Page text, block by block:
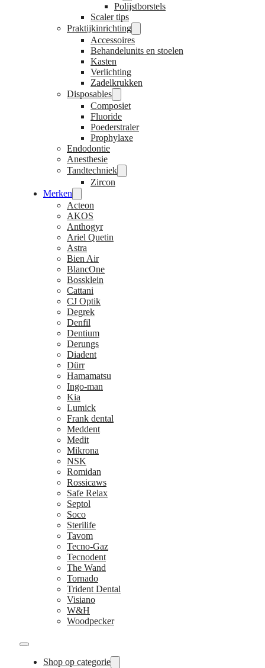
Polijstborstels
Scaler tips
Praktijkinrichting
Accessoires
Behandelunits en stoelen
Kasten
Verlichting
Zadelkrukken
Disposables
Composiet
Fluoride
Poederstraler
Prophylaxe
Endodontie
Anesthesie
Tandtechniek
Zircon
Merken
Acteon
AKOS
Anthogyr
Ariel Quetin
Astra
Bien Air
BlancOne
Bossklein
Cattani
CJ Optik
Degrek
Denfil
Dentium
Derungs
Diadent
Dürr
Hamamatsu
Ingo-man
Kia
Lumick
Frank dental
Meddent
Medit
Mikrona
NSK
Romidan
Rossicaws
Safe Relax
Septol
Soco
Sterilife
Tavom
Tecno-Gaz
Tecnodent
The Wand
Tornado
Trident Dental
Visiano
W&H
Woodpecker
Shop op categorie